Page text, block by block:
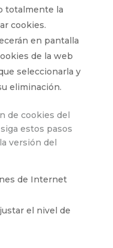
totalmente la
cookies.
en pantalla
de la web
seleccionarla y
eliminación.
de cookies del
estos pasos
versión del
de Internet
el nivel de